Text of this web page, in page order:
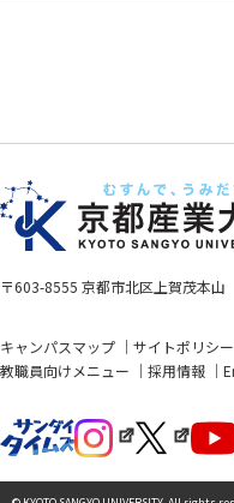
〒603-8555 京都市北区上賀茂本山
キャンパスマップ サイトポリシー
教職員向けメニュー
採用情報